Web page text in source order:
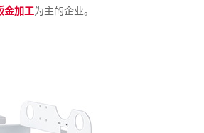
金加工为主的企业。